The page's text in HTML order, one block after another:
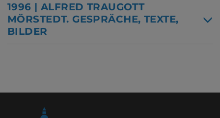
1996 | ALFRED TRAUGOTT
MÖRSTEDT. GESPRÄCHE, TEXTE,
BILDER